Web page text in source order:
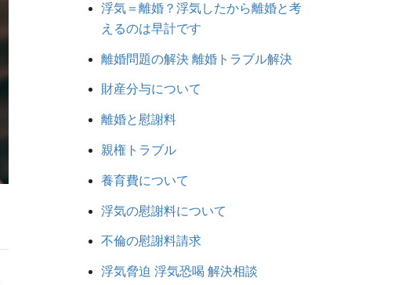
浮気＝離婚？浮気したから離婚と考
えるのは早計です
離婚問題の解決 離婚トラブル解決
財産分与について
離婚と慰謝料
親権トラブル
養育費について
浮気の慰謝料について
不倫の慰謝料請求
浮気脅迫 浮気恐喝 解決相談